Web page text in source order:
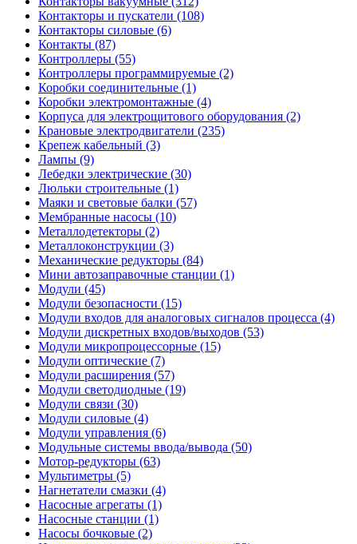
Контакторы и пускатели (108)
Контакторы силовые (6)
Контакты (87)
Контроллеры (55)
Контроллеры программируемые (2)
Коробки соединительные (1)
Коробки электромонтажные (4)
Корпуса для электрощитового оборудования (2)
Крановые электродвигатели (235)
Крепеж кабельный (3)
Лампы (9)
Лебедки электрические (30)
Люльки строительные (1)
Маяки и световые балки (57)
Мембранные насосы (10)
Металлодетекторы (2)
Металлоконструкции (3)
Механические редукторы (84)
Мини автозаправочные станции (1)
Модули (45)
Модули безопасности (15)
Модули входов для аналоговых сигналов процесса (4)
Модули дискретных входов/выходов (53)
Модули микропроцессорные (15)
Модули оптические (7)
Модули расширения (57)
Модули светодиодные (19)
Модули связи (30)
Модули силовые (4)
Модули управления (6)
Модульные системы ввода/вывода (50)
Мотор-редукторы (63)
Мультиметры (5)
Нагнетатели смазки (4)
Насосные агрегаты (1)
Насосные станции (1)
Насосы бочковые (2)